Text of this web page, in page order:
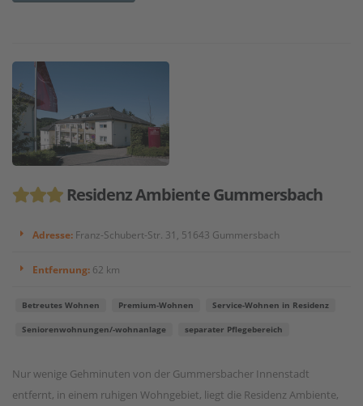
Residenz Ambiente Gummersbach
Adresse: Franz-Schubert-Str. 31, 51643 Gummersbach
Entfernung: 62 km
Betreutes Wohnen Premium-Wohnen Service-Wohnen in Residenz
Seniorenwohnungen/-wohnanlage separater Pflegebereich
Nur wenige Gehminuten von der Gummersbacher Innenstadt
entfernt, in einem ruhigen Wohngebiet, liegt die Residenz Ambiente,